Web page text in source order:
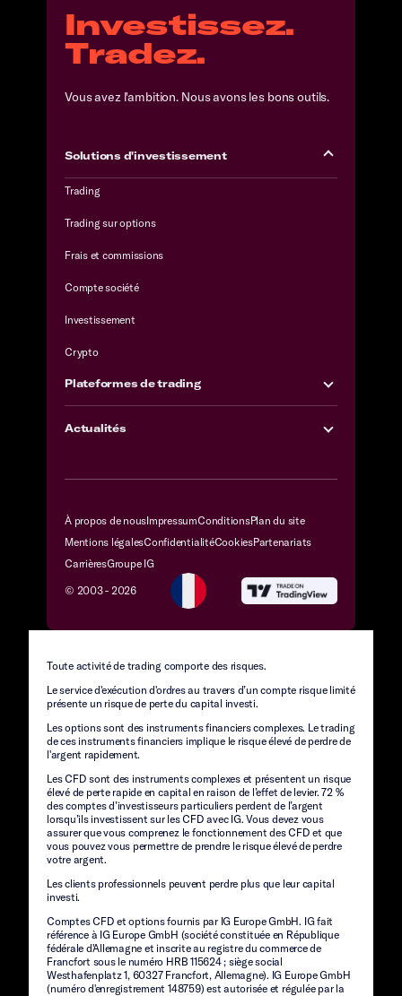
Investissez.
Tradez.
Vous avez l'ambition. Nous avons les bons outils.
Solutions d'investissement
Trading
Trading sur options
Frais et commissions
Compte société
Investissement
Crypto
Plateformes de trading
Actualités
À propos de nousImpressumConditionsPlan du site
Mentions légalesConfidentialitéCookiesPartenariats
CarrièresGroupe IG
© 2003 - 2026
Toute activité de trading comporte des risques.
Le service d'exécution d'ordres au travers d’un compte risque limité
présente un risque de perte du capital investi.
Les options sont des instruments financiers complexes. Le trading
de ces instruments financiers implique le risque élevé de perdre de
l'argent rapidement.
Les CFD sont des instruments complexes et présentent un risque
élevé de perte rapide en capital en raison de l’effet de levier. 72 %
des comptes d’investisseurs particuliers perdent de l’argent
lorsqu’ils investissent sur les CFD avec IG. Vous devez vous
assurer que vous comprenez le fonctionnement des CFD et que
vous pouvez vous permettre de prendre le risque élevé de perdre
votre argent.
Les clients professionnels peuvent perdre plus que leur capital
investi.
Comptes CFD et options fournis par IG Europe GmbH. IG fait
référence à IG Europe GmbH (société constituée en République
fédérale d'Allemagne et inscrite au registre du commerce de
Francfort sous le numéro HRB 115624 ; siège social
Westhafenplatz 1, 60327 Francfort, Allemagne). IG Europe GmbH
(numéro d'enregistrement 148759) est autorisée et régulée par la